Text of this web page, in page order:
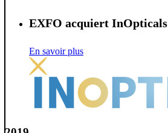
EXFO acquiert InOpticals
En savoir plus